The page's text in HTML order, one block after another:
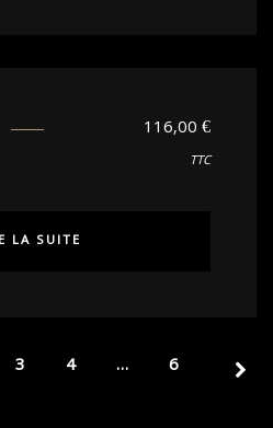
116,00€
TTC
LA SUITE
3 4 … 6